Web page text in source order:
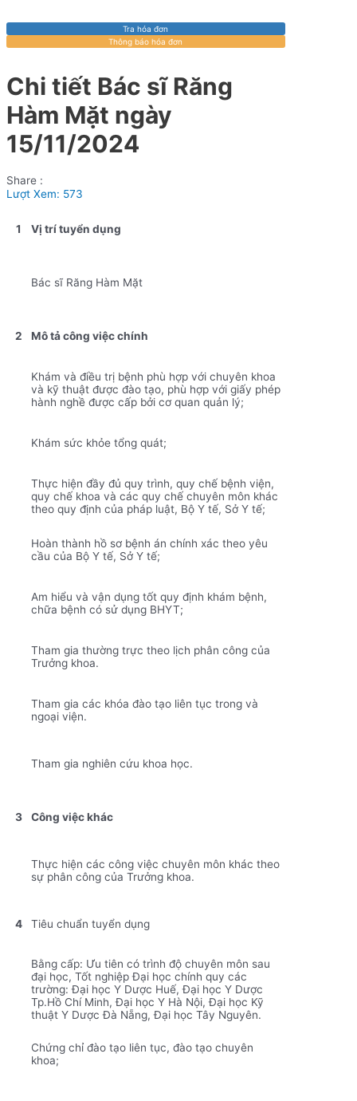
Tra hóa đơn
Thông báo hóa đơn
Chi tiết Bác sĩ Răng
Hàm Mặt ngày
15/11/2024
Share :
Lượt Xem: 573
1 Vị trí tuyển dụng
Bác sĩ Răng Hàm Mặt
2 Mô tả công việc chính
Khám và điều trị bệnh phù hợp với chuyên khoa
và kỹ thuật được đào tạo, phù hợp với giấy phép
hành nghề được cấp bởi cơ quan quản lý;
Khám sức khỏe tổng quát;
Thực hiện đầy đủ quy trình, quy chế bệnh viện,
quy chế khoa và các quy chế chuyên môn khác
theo quy định của pháp luật, Bộ Y tế, Sở Y tế;
Hoàn thành hồ sơ bệnh án chính xác theo yêu
cầu của Bộ Y tế, Sở Y tế;
Am hiểu và vận dụng tốt quy định khám bệnh,
chữa bệnh có sử dụng BHYT;
Tham gia thường trực theo lịch phân công của
Trưởng khoa.
Tham gia các khóa đào tạo liên tục trong và
ngoại viện.
Tham gia nghiên cứu khoa học.
3 Công việc khác
Thực hiện các công việc chuyên môn khác theo
sự phân công của Trưởng khoa.
4 Tiêu chuẩn tuyển dụng
Bằng cấp: Ưu tiên có trình độ chuyên môn sau
đại học, Tốt nghiệp Đại học chính quy các
trường: Đại học Y Dược Huế, Đại học Y Dược
Tp.Hồ Chí Minh, Đại học Y Hà Nội, Đại học Kỹ
thuật Y Dược Đà Nẵng, Đại học Tây Nguyên.
Chứng chỉ đào tạo liên tục, đào tạo chuyên
khoa;